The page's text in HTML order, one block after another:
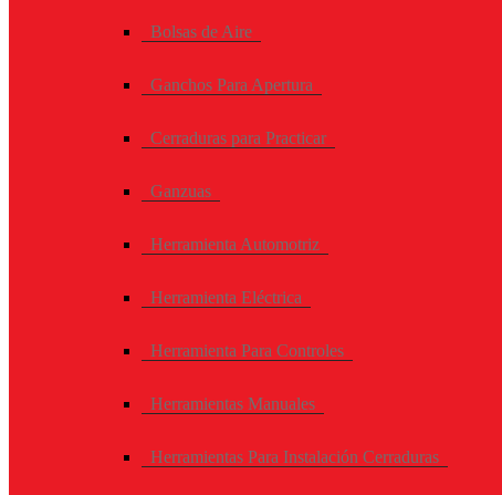
Bolsas de Aire
Ganchos Para Apertura
Cerraduras para Practicar
Ganzuas
Herramienta Automotriz
Herramienta Eléctrica
Herramienta Para Controles
Herramientas Manuales
Herramientas Para Instalación Cerraduras